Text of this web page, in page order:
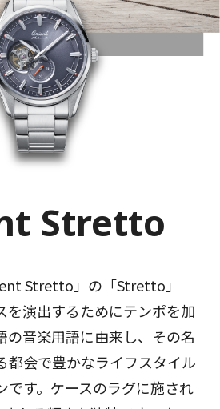
Stretto
Stretto」の「Stretto」
を演出するためにテンポを加
の音楽用語に由来し、その名
都会で豊かなライフスタイル
です。ケースのラグに施され